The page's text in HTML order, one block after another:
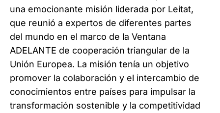
una emocionante misión liderada por Leitat,
que reunió a expertos de diferentes partes
del mundo en el marco de la Ventana
ADELANTE de cooperación triangular de la
Unión Europea. La misión tenía un objetivo
promover la colaboración y el intercambio de
conocimientos entre países para impulsar la
transformación sostenible y la competitividad